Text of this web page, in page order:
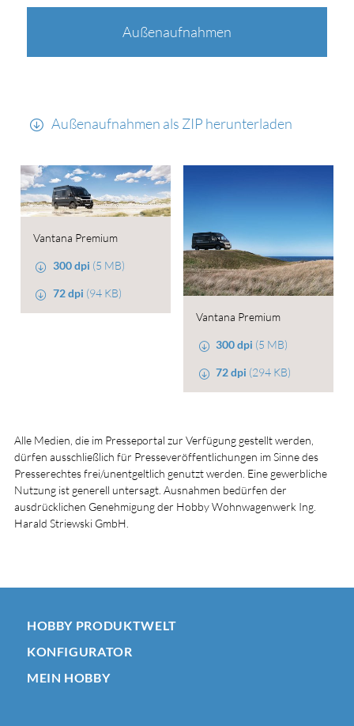
Außenaufnahmen
Außenaufnahmen als ZIP herunterladen
Vantana Premium
300 dpi (5 MB)
72 dpi (94 KB)
Vantana Premium
300 dpi (5 MB)
72 dpi (294 KB)
Alle Medien, die im Presseportal zur Verfügung gestellt werden,
dürfen ausschließlich für Presseveröffentlichungen im Sinne des
Presserechtes frei/unentgeltlich genutzt werden. Eine gewerbliche
Nutzung ist generell untersagt. Ausnahmen bedürfen der
ausdrücklichen Genehmigung der Hobby Wohnwagenwerk Ing.
Harald Striewski GmbH.
HOBBY PRODUKTWELT
KONFIGURATOR
MEIN HOBBY